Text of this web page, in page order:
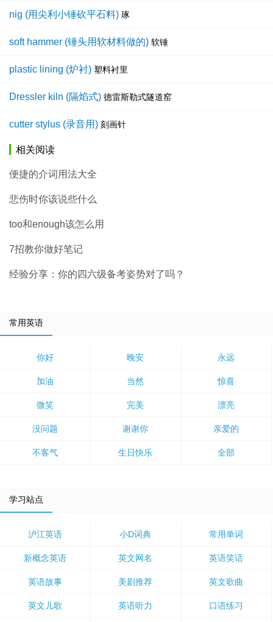
nig (用尖利小锤砍平石料) 琢
soft hammer (锤头用软材料做的) 软锤
plastic lining (炉衬) 塑料衬里
Dressler kiln (隔焰式) 德雷斯勒式隧道窑
cutter stylus (录音用) 刻画针
相关阅读
便捷的介词用法大全
悲伤时你该说些什么
too和enough该怎么用
7招教你做好笔记
经验分享：你的四六级备考姿势对了吗？
常用英语
你好 晚安 永远
加油 当然 惊喜
微笑 完美 漂亮
没问题 谢谢你 亲爱的
不客气 生日快乐 全部
学习站点
沪江英语 小D词典 常用单词
新概念英语 英文网名 英语笑话
英语故事 美剧推荐 英文歌曲
英文儿歌 英语听力 口语练习